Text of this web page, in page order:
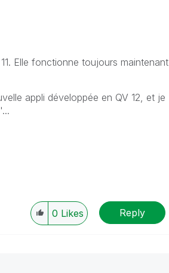
Elle fonctionne toujours maintenant
appli développée en QV 12, et je
0 Likes Reply